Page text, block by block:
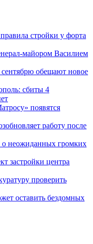
стройки у форта
майором Василием
обещают новое
сбиты 4
появятся
работу после
о неожиданных громких
застройки центра
проверить
оставить бездомных